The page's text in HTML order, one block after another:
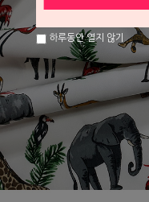
하루동안 열지 않기